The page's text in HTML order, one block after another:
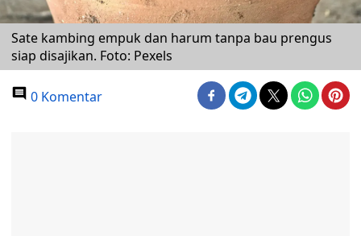
Sate kambing empuk dan harum tanpa bau prengus
siap disajikan. Foto: Pexels
0 Komentar